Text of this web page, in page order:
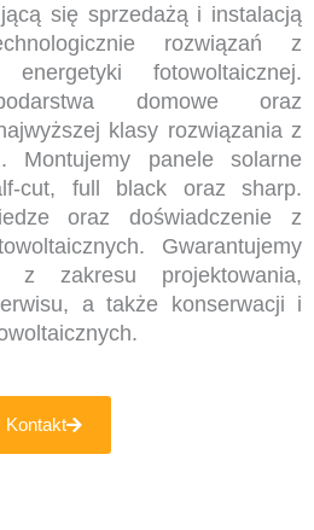
się sprzedażą i instalacją
rozwiązań z
fotowoltaicznej.
domowe oraz
klasy rozwiązania z
Montujemy panele solarne
cut, full black oraz sharp.
oraz doświadczenie z
Gwarantujemy
z zakresu projektowania,
a także konserwacji i
Kontakt